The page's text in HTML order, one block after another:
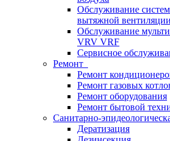
Обслуживание
вытяжной вентиляции
Обслуживание
VRV VRF
Сервисное
Ремонт
Ремонт
Ремонт газовых
Ремонт оборудования
Ремонт бытовой
Санитарно-
Дератизация